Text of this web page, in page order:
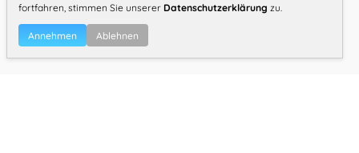
fortfahren, stimmen Sie unserer Datenschutzerklärung zu.
Annehmen Ablehnen